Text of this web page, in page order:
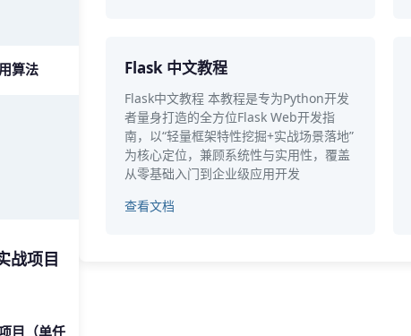
算法
战项目
目（单任
Flask 中文教程
Flask中文教程 本教程是专为Python开发
者量身打造的全方位Flask Web开发指
南，以“轻量框架特性挖掘+实战场景落地”
为核心定位，兼顾系统性与实用性，覆盖
从零基础入门到企业级应用开发
查看文档